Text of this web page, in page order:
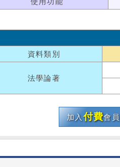
資料類別
法學論著
加入付費會員